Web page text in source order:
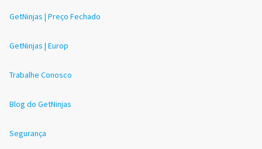
GetNinjas | Preço Fechado
GetNinjas | Europ
Trabalhe Conosco
Blog do GetNinjas
Segurança